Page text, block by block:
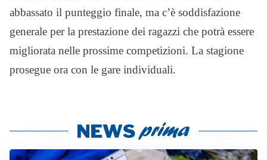
abbassato il punteggio finale, ma c’è soddisfazione
generale per la prestazione dei ragazzi che potrà essere
migliorata nelle prossime competizioni. La stagione
prosegue ora con le gare individuali.